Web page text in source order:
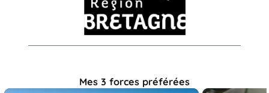
Mes 3 forces préférées